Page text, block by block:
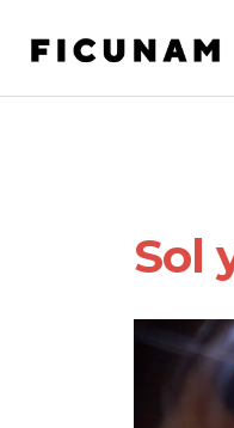
Sol